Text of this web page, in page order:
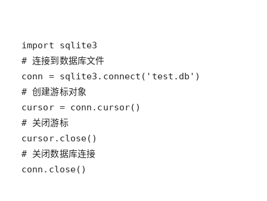
import
sqlite3
# 连接到数据库文件
conn
= sqlite3 . connect ( 'test.db'
# 创建游标对象
cursor = conn . cursor
# 关闭游标
cursor. close
# 关闭数据库连接
conn . close()